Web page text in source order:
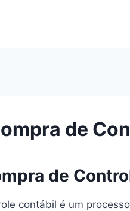
de
de
contábil é um